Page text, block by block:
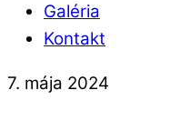
Galéria
Kontakt
7. mája 2024